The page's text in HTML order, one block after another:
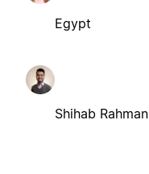
Egypt
Shihab Rahman